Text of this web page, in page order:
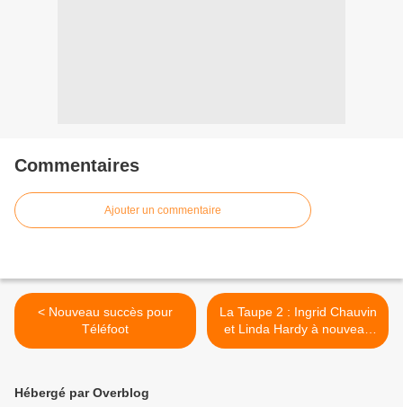
Commentaires
Ajouter un commentaire
< Nouveau succès pour
Téléfoot
La Taupe 2 : Ingrid Chauvin
et Linda Hardy à nouveau
réunies >
Hébergé par Overblog